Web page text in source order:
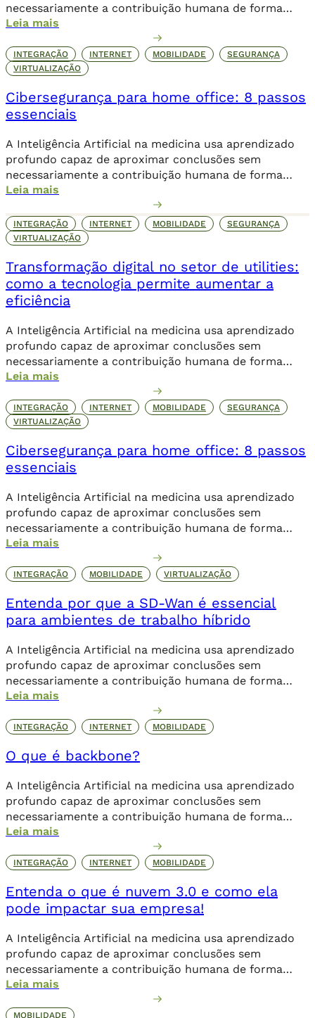
necessariamente a contribuição humana de forma
direta.
Leia mais
INTEGRAÇÃO INTERNET MOBILIDADE
SEGURANÇA
VIRTUALIZAÇÃO
Cibersegurança para home office: 8 passos
essenciais
A Inteligência Artificial na medicina usa aprendizado
profundo capaz de aproximar conclusões sem
necessariamente a contribuição humana de forma
direta.
Leia mais
INTEGRAÇÃO INTERNET MOBILIDADE
SEGURANÇA
VIRTUALIZAÇÃO
Transformação digital no setor de utilities:
como a tecnologia permite aumentar a
eficiência
A Inteligência Artificial na medicina usa aprendizado
profundo capaz de aproximar conclusões sem
necessariamente a contribuição humana de forma
direta.
Leia mais
INTEGRAÇÃO INTERNET MOBILIDADE
SEGURANÇA
VIRTUALIZAÇÃO
Cibersegurança para home office: 8 passos
essenciais
A Inteligência Artificial na medicina usa aprendizado
profundo capaz de aproximar conclusões sem
necessariamente a contribuição humana de forma
direta.
Leia mais
INTEGRAÇÃO MOBILIDADE VIRTUALIZAÇÃO
Entenda por que a SD-Wan é essencial
para ambientes de trabalho híbrido
A Inteligência Artificial na medicina usa aprendizado
profundo capaz de aproximar conclusões sem
necessariamente a contribuição humana de forma
direta.
Leia mais
INTEGRAÇÃO INTERNET MOBILIDADE
O que é backbone?
A Inteligência Artificial na medicina usa aprendizado
profundo capaz de aproximar conclusões sem
necessariamente a contribuição humana de forma
direta.
Leia mais
INTEGRAÇÃO INTERNET MOBILIDADE
Entenda o que é nuvem 3.0 e como ela
pode impactar sua empresa!
A Inteligência Artificial na medicina usa aprendizado
profundo capaz de aproximar conclusões sem
necessariamente a contribuição humana de forma
direta.
Leia mais
MOBILIDADE